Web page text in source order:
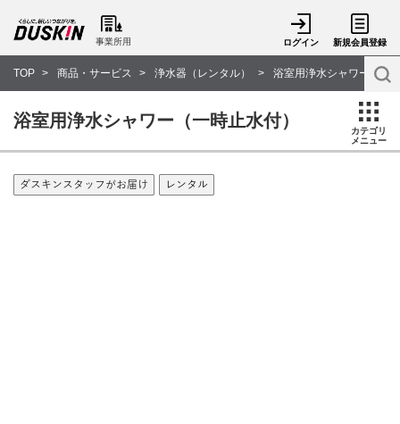
事業所用 ログイン 新規会員登録
TOP 商品・サービス 浄水器（レンタル） 浴室用浄水シャワー（一
浴室用浄水シャワー（一時止水付）
カテゴリ
メニュー